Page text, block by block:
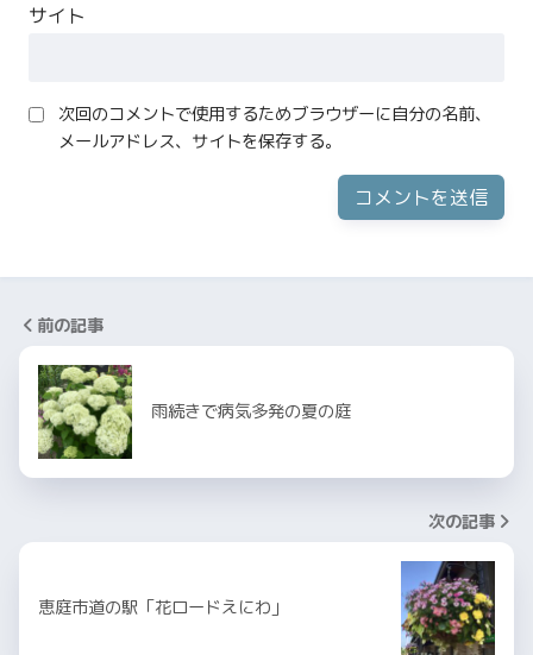
サイト
次回のコメントで使用するためブラウザーに自分の名前、
メールアドレス、サイトを保存する。
前の記事
雨続きで病気多発の夏の庭
次の記事
恵庭市道の駅「花ロードえにわ」